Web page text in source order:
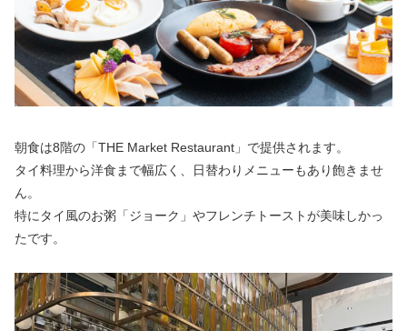
朝食は8階の「THE Market Restaurant」で提供されます。
タイ料理から洋食まで幅広く、日替わりメニューもあり飽きませ
ん。
特にタイ風のお粥「ジョーク」やフレンチトーストが美味しかっ
たです。